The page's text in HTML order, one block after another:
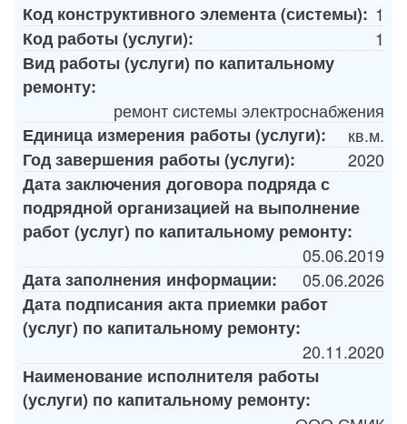
Код конструктивного элемента (системы): 1
Код работы (услуги):
1
Вид работы (услуги) по капитальному
ремонту:
ремонт системы электроснабжения
Единица измерения работы (услуги):
кв.м.
Год завершения работы (услуги):
2020
Дата заключения договора подряда с
подрядной организацией на выполнение
работ (услуг) по капитальному ремонту:
05.06.2019
Дата заполнения информации:
05.06.2026
Дата подписания акта приемки работ
(услуг) по капитальному ремонту:
20.11.2020
Наименование исполнителя работы
(услуги) по капитальному ремонту: